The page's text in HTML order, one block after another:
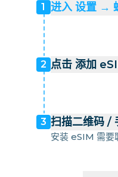
1 进入 设置 →
2 点击 添加
3 扫描二维码 /
安装 eSIM 需要